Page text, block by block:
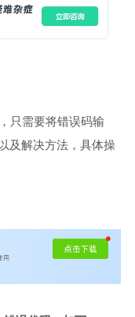
只需要将错误码输
及解决方法，具体操